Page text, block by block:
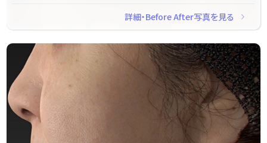
詳細・Before After写真を見る navigate_next